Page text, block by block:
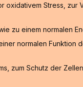
oxidativem Stress, zur
zu einem normalen
normalen Funktion
zum Schutz der